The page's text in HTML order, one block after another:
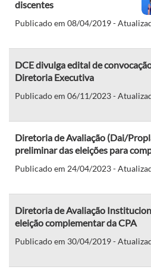
discentes
Publicado em 08/04/2019 -
DCE divulga edital de
Diretoria Executiva
Publicado em 06/11/2023 -
Diretoria de Avaliação (Dai/
preliminar das eleições para
Publicado em 24/04/2023 -
Diretoria de Avaliação
eleição complementar da CPA
Publicado em 30/04/2019 -